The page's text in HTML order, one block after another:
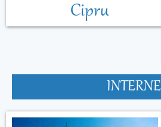
Cipru
INTERNE